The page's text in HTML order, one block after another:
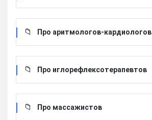
Про аритмологов-кардиологов
Про иглорефлексотерапевтов
Про массажистов